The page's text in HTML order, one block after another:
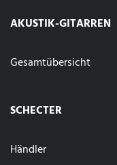
AKUSTIK-GITARREN
Gesamtübersicht
SCHECTER
Händler